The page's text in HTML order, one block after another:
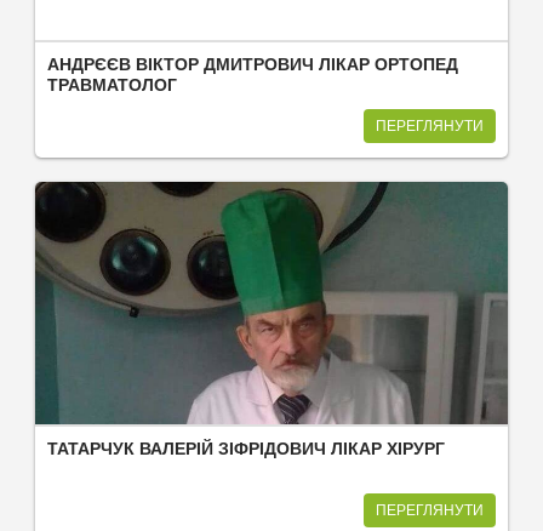
АНДРЄЄВ ВІКТОР ДМИТРОВИЧ ЛІКАР ОРТОПЕД
ТРАВМАТОЛОГ
ПЕРЕГЛЯНУТИ
ТАТАРЧУК ВАЛЕРІЙ ЗІФРІДОВИЧ ЛІКАР ХІРУРГ
ПЕРЕГЛЯНУТИ